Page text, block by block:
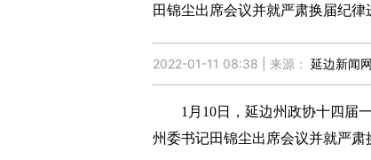
田锦尘出席会议并就严肃换届纪律
2022-01-11 08:38 | 来源： 延边新闻网
1月10日，延边州政协十四届一
州委书记田锦尘出席会议并就严肃